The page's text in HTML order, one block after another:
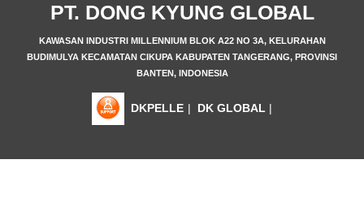
PT. DONG KYUNG GLOBAL
KAWASAN INDUSTRI MILLENNIUM BLOK A22 NO 3A, KELURAHAN
BUDIMULYA KECAMATAN CIKUPA KABUPATEN TANGERANG, PROVINSI
BANTEN, INDONESIA
DKPELLE | DK GLOBAL |